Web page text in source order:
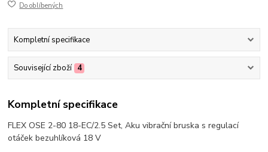
Do oblíbených
Kompletní specifikace
Související zboží 4
Kompletní specifikace
FLEX OSE 2-80 18-EC/2.5 Set, Aku vibrační bruska s regulací
otáček bezuhlíková 18 V